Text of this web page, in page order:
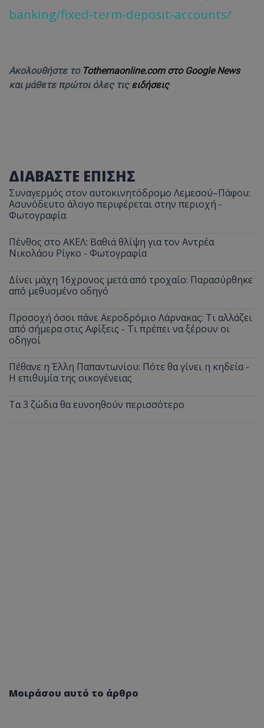
banking/fixed-term-deposit-accounts/
Ακολουθήστε το Tothemaonline.com στο Google News
και μάθετε πρώτοι όλες τις ειδήσεις
ΔΙΑΒΑΣΤΕ ΕΠΙΣΗΣ
Συναγερμός στον αυτοκινητόδρομο Λεμεσού–Πάφου:
Ασυνόδευτο άλογο περιφέρεται στην περιοχή -
Φωτογραφία
Πένθος στο ΑΚΕΛ: Βαθιά θλίψη για τον Αντρέα
Νικολάου Ρίγκο - Φωτογραφία
Δίνει μάχη 16χρονος μετά από τροχαίο: Παρασύρθηκε
από μεθυσμένο οδηγό
Προσοχή όσοι πάνε Αεροδρόμιο Λάρνακας: Τι αλλάζει
από σήμερα στις Αφίξεις - Τι πρέπει να ξέρουν οι
οδηγοί
Πέθανε η Έλλη Παπαντωνίου: Πότε θα γίνει η κηδεία -
Η επιθυμία της οικογένειας
Τα 3 ζώδια θα ευνοηθούν περισσότερο
Μοιράσου αυτό το άρθρο